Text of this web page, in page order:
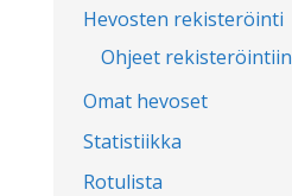
Hevosten rekisteröinti
Ohjeet rekisteröintiin
Omat hevoset
Statistiikka
Rotulista